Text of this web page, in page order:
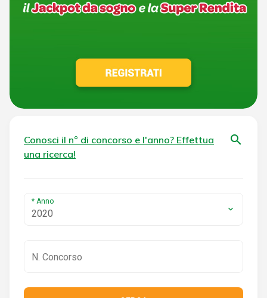
Conosci il n° di concorso e l'anno? Effettua
una ricerca!
search
* Anno
2020